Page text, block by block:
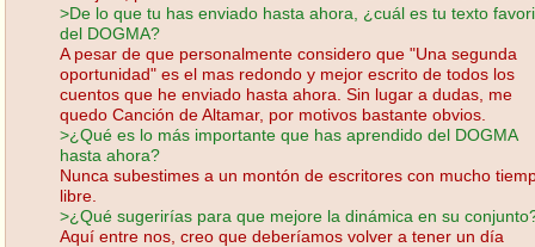
>De lo que tu has enviado hasta ahora, ¿cuál es tu texto
del DOGMA?
A pesar de que personalmente considero que "Una segunda
oportunidad" es el mas redondo y mejor escrito de todos los
cuentos que he enviado hasta ahora. Sin lugar a dudas, me
quedo Canción de Altamar, por motivos bastante obvios.
>¿Qué es lo más importante que has aprendido del DOGMA
hasta ahora?
Nunca subestimes a un montón de escritores con mucho
libre.
>¿Qué sugerirías para que mejore la dinámica en su
Aquí entre nos, creo que deberíamos volver a tener un día